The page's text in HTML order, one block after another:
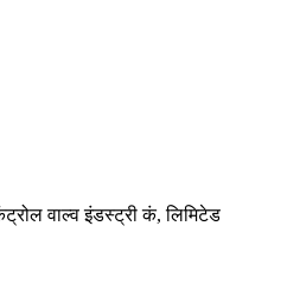
वाल्व इंडस्ट्री कं, लिमिटेड